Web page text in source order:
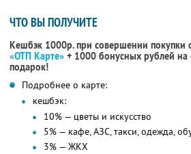
ЧТО ВЫ ПОЛУЧИТЕ
Кешбэк 1000р. при совершении покупки
«ОТП Карте» + 1000 бонусных рублей на
подарок!
Подробнее о карте:
кешбэк:
10% — цветы и искусство
5% — кафе, АЗС, такси, одежда,
3% — ЖКХ